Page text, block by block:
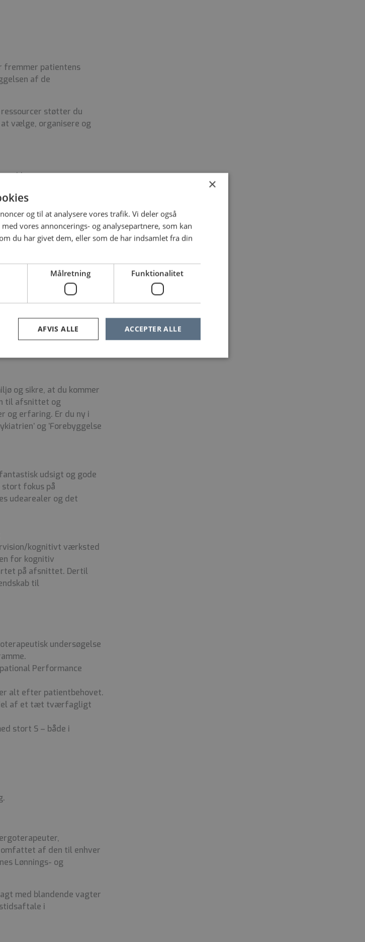
fremmer patientens
af de
støtter du
vælge, organisere og
og
med patienten – både
på afsnittet.
og teoretisk
tværfagligt samarbejde
og påtage dig
indsatser.
og sikre, at du kommer
til afsnittet og
og erfaring. Er du ny i
og ’Forebyggelse
udsigt og gode
fokus på
udearealer og det
kognitivt værksted
for kognitiv
på afsnittet. Dertil
til
undersøgelse
Performance
alt efter patientbehovet.
del af et tæt tværfagligt
stort S – både i
af den til enhver
Lønnings- og
med blandende vagter
i
×
og til at analysere vores trafik. Vi deler også
vores annoncerings- og analysepartnere, som kan
du har givet dem, eller som de har indsamlet fra din
Målretning Funktionalitet
ACCEPTER ALLE
AFVIS ALLE